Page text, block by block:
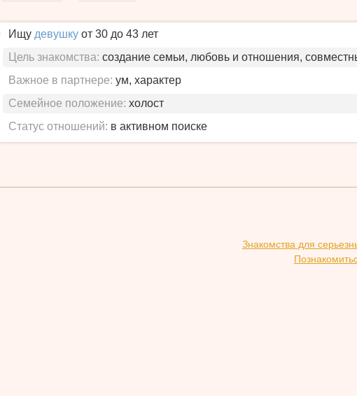
Ищу девушку от 30 до 43 лет
Цель знакомства: создание семьи, любовь и отношения,
Важное в партнере: ум, характер
Семейное положение: холост
Статус отношений: в активном поиске
Знакомства для